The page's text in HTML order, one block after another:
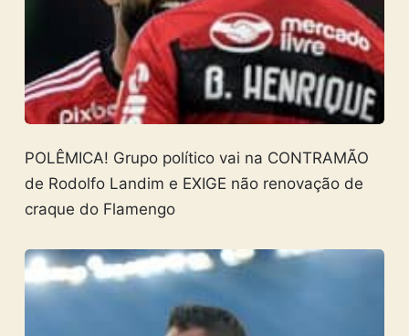
POLÊMICA! Grupo político vai na CONTRAMÃO
de Rodolfo Landim e EXIGE não renovação de
craque do Flamengo